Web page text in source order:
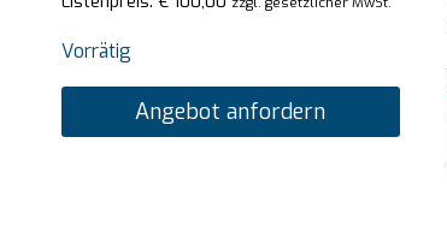
Vorrätig
Angebot anfordern